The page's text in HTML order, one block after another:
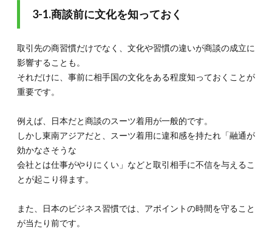
3-1.商談前に文化を知っておく
取引先の商習慣だけでなく、文化や習慣の違いが商談の成立に
影響することも。
それだけに、事前に相手国の文化をある程度知っておくことが
重要です。
例えば、日本だと商談のスーツ着用が一般的です。
しかし東南アジアだと、スーツ着用に違和感を持たれ「融通が
効かなさそうな
会社とは仕事がやりにくい」などと取引相手に不信を与えるこ
とが起こり得ます。
また、日本のビジネス習慣では、アポイントの時間を守ること
が当たり前です。